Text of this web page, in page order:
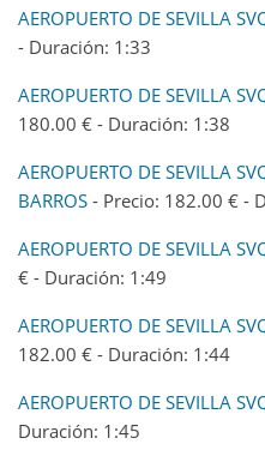
AEROPUERTO DE SEVILLA
- Duración: 1:33
AEROPUERTO DE SEVILLA
180.00 € - Duración: 1:38
AEROPUERTO DE SEVILLA
BARROS - Precio: 182.00 € -
AEROPUERTO DE SEVILLA
€ - Duración: 1:49
AEROPUERTO DE SEVILLA
182.00 € - Duración: 1:44
AEROPUERTO DE SEVILLA
Duración: 1:45